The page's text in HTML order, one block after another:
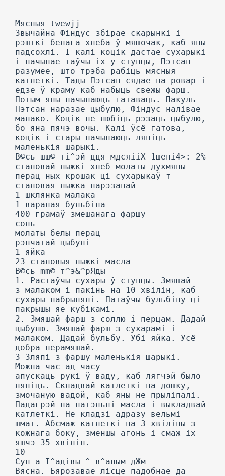
Мясныя twewjj
Звычайна Фіндус збірае скарынкі і
рэшткі белага хлеба ў мяшочак, каб яны
падсохлі. I калі коцік дастае сухарыкі
і пачынае таўчы іх у ступцы, Пэтсан
разумее, што трэба рабіць мясныя
катлеткі. Тады Пэтсан сядае на ровар і
едзе ў краму каб набыць свежы фарш.
Потым яны пачынаюць гатаваць. Пакуль
Пэтсан наразае цыбулю, Фіндус налівае
малако. Коцік не любіць рэзаць цыбулю,
бо яна пячэ вочы. Калі ўсё гатова,
коцік і стары пачынаюць ляпіць
маленькія шарыкі.
В©сь шш© ті^эй ддя мдсяііХ 1шепі4>: 2%
сталовай лыжкі хлеб молаты духмяны
перац ных крошак ці сухарыкаў т
сталовая лыжка нарэзанай
1 шклянка малака
1 вараная бульбіна
400 грамаў змешанага фаршу
соль
молаты белы перац
рэпчатай цыбулі
1 яйка
23 сталовыя лыжкі масла
В©сь mm© т^э&^рЯды
1. Растаўчы сухары ў ступцы. Змяшай
з малаком і пакінь на 10 хвілін, каб
сухары набрынялі. Патаўчы бульбіну ці
пакрышы яе кубікамі.
2. Змяшай фарш з соллю і перцам. Дадай
цыбулю. Змяшай фарш з сухарамі і
малаком. Дадай бульбу. Убі яйка. Усё
добра перамяшай.
3 Зляпі з фаршу маленькія шарыкі.
Можна час ад часу
апускаць рукі ў ваду, каб лягчэй было
ляпіць. Складвай катлеткі на дошку,
змочаную вадой, каб яны не прыліпалі.
Падагрэй на патэльні масла і выкладвай
катлеткі. He кладзі адразу вельмі
шмат. Абсмаж катлеткі па 3 хвіліны з
кожнага боку, зменшы агонь і смаж іх
яшчэ 35 хвілін.
10
Суп а І^адівы ^ в^аным дЖм
Вясна. Бярозавае лісце падобнае да